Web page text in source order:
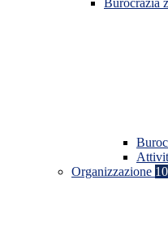
Burocrazia
Organizzazione 10